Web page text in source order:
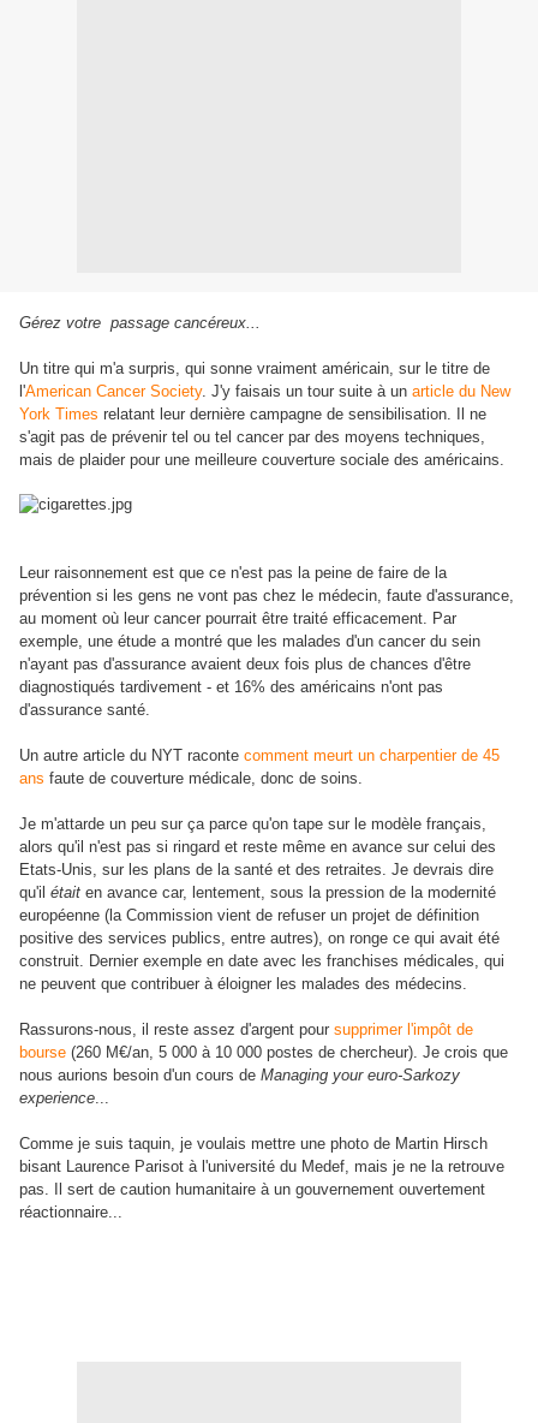
Gérez votre passage cancéreux...
Un titre qui m'a surpris, qui sonne vraiment américain, sur le titre de
l'American Cancer Society. J'y faisais un tour suite à un article du New
York Times relatant leur dernière campagne de sensibilisation. Il ne
s'agit pas de prévenir tel ou tel cancer par des moyens techniques,
mais de plaider pour une meilleure couverture sociale des américains.
Leur raisonnement est que ce n'est pas la peine de faire de la
prévention si les gens ne vont pas chez le médecin, faute d'assurance,
au moment où leur cancer pourrait être traité efficacement. Par
exemple, une étude a montré que les malades d'un cancer du sein
n'ayant pas d'assurance avaient deux fois plus de chances d'être
diagnostiqués tardivement - et 16% des américains n'ont pas
d'assurance santé.
Un autre article du NYT raconte comment meurt un charpentier de 45
ans faute de couverture médicale, donc de soins.
Je m'attarde un peu sur ça parce qu'on tape sur le modèle français,
alors qu'il n'est pas si ringard et reste même en avance sur celui des
Etats-Unis, sur les plans de la santé et des retraites. Je devrais dire
qu'il était en avance car, lentement, sous la pression de la modernité
européenne (la Commission vient de refuser un projet de définition
positive des services publics, entre autres), on ronge ce qui avait été
construit. Dernier exemple en date avec les franchises médicales, qui
ne peuvent que contribuer à éloigner les malades des médecins.
Rassurons-nous, il reste assez d'argent pour supprimer l'impôt de
bourse (260 M€/an, 5 000 à 10 000 postes de chercheur). Je crois que
nous aurions besoin d'un cours de Managing your euro-Sarkozy
experience...
Comme je suis taquin, je voulais mettre une photo de Martin Hirsch
bisant Laurence Parisot à l'université du Medef, mais je ne la retrouve
pas. Il sert de caution humanitaire à un gouvernement ouvertement
réactionnaire...